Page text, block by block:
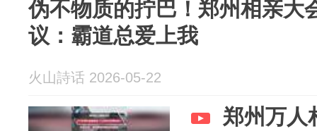
伪不物质的拧巴！郑州相亲大
议：霸道总爱上我
火山詩话 2026-05-22
郑州万人